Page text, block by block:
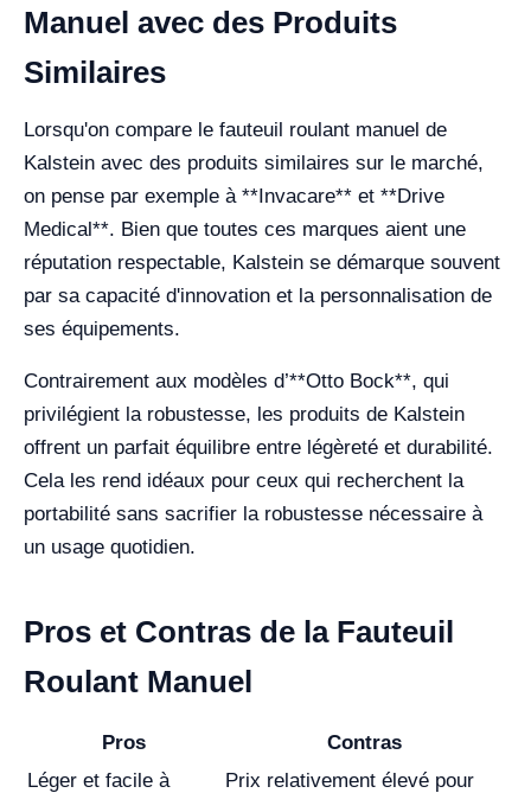
Manuel avec des Produits
Similaires
Lorsqu'on compare le fauteuil roulant manuel de
Kalstein avec des produits similaires sur le marché,
on pense par exemple à **Invacare** et **Drive
Medical**. Bien que toutes ces marques aient une
réputation respectable, Kalstein se démarque souvent
par sa capacité d'innovation et la personnalisation de
ses équipements.
Contrairement aux modèles d’**Otto Bock**, qui
privilégient la robustesse, les produits de Kalstein
offrent un parfait équilibre entre légèreté et durabilité.
Cela les rend idéaux pour ceux qui recherchent la
portabilité sans sacrifier la robustesse nécessaire à
un usage quotidien.
Pros et Contras de la Fauteuil
Roulant Manuel
Pros
Contras
Léger et facile à
Prix relativement élevé pour